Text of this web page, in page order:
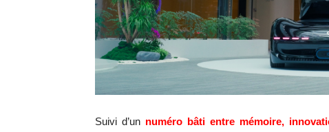
Suivi d’un numéro bâti entre mémoire,